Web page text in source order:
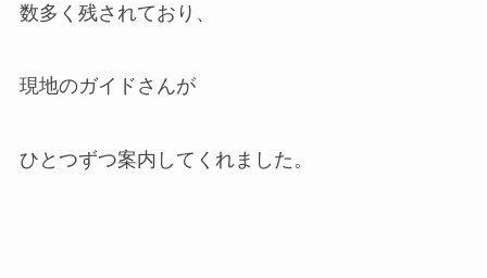
数多く残されており、
現地のガイドさんが
ひとつずつ案内してくれました。